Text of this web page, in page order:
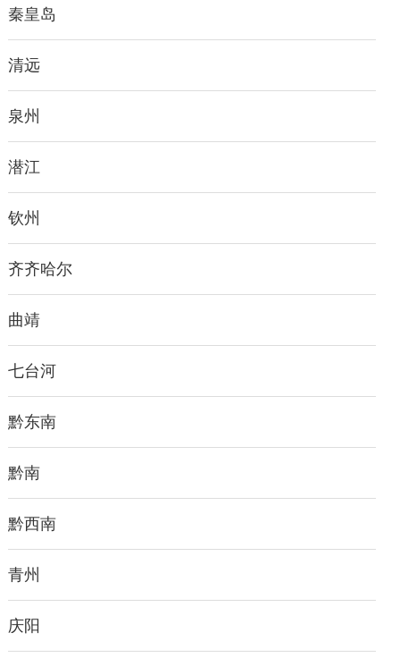
秦皇岛
清远
泉州
潜江
钦州
齐齐哈尔
曲靖
七台河
黔东南
黔南
黔西南
青州
庆阳